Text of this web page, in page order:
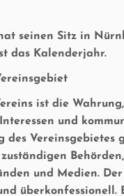
seinen Sitz in
das Kalenderjahr.
ist die
und
des Vereinsgebietes
und Medien.
überkonfessionell.